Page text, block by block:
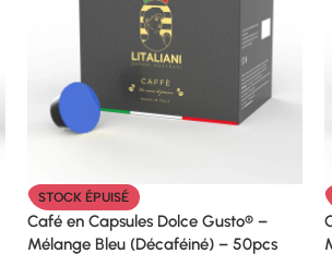
STOCK ÉPUISÉ
Café en Capsules Dolce Gusto® –
Mélange Bleu (Décaféiné) – 50pcs